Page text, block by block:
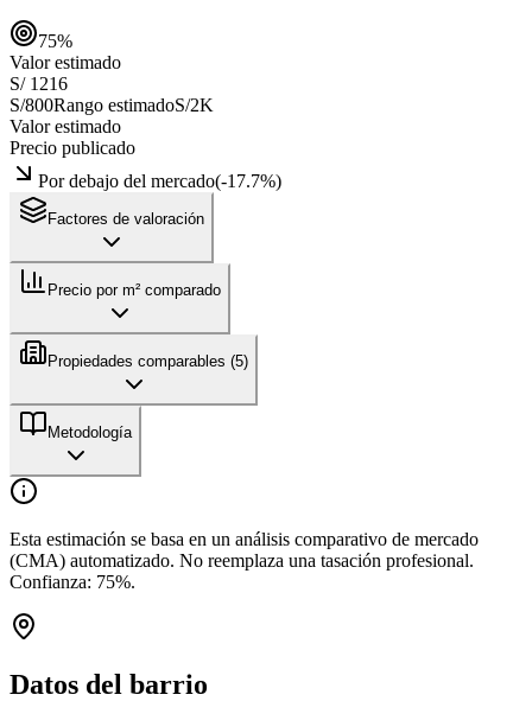
75%
Valor estimado
S/ 1216
S/800Rango estimadoS/2K
Valor estimado
Precio publicado
Por debajo del mercado(-17.7%)
Factores de valoración
Precio por m² comparado
Propiedades comparables (5)
Metodología
Esta estimación se basa en un análisis comparativo de mercado
(CMA) automatizado. No reemplaza una tasación profesional.
Confianza: 75%.
Datos del barrio